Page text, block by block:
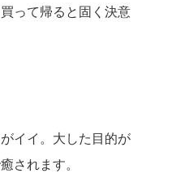
って帰ると固く決意
イイ。 大した目的が
されます。